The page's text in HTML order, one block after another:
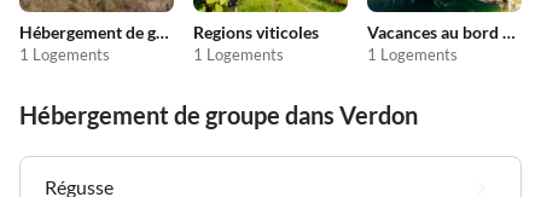
Hébergement de groupe
1 Logements
Regions viticoles
1 Logements
Vacances au bord du lac
1 Logements
Hébergement de groupe dans Verdon
Régusse